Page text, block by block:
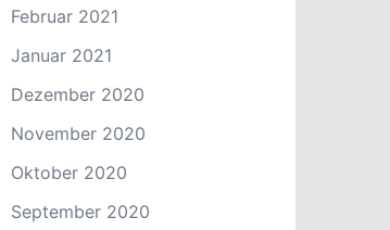
Februar 2021
Januar 2021
Dezember 2020
November 2020
Oktober 2020
September 2020